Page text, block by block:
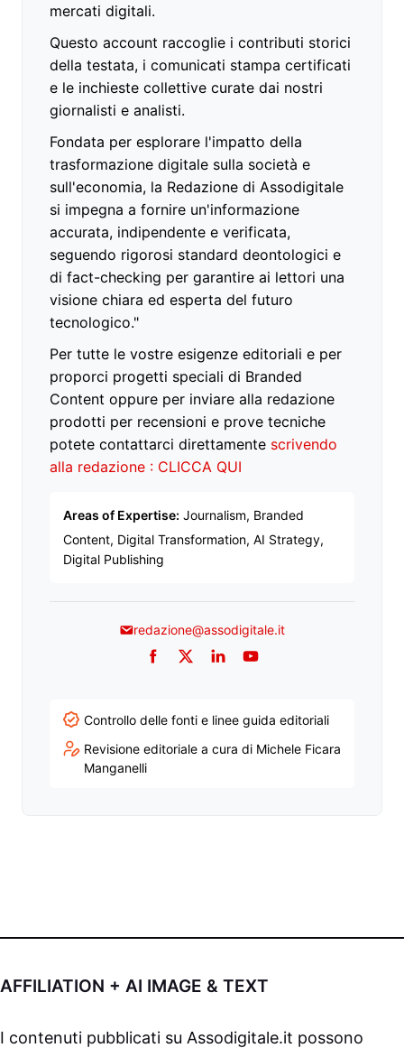
mercati digitali.
Questo account raccoglie i contributi storici
della testata, i comunicati stampa certificati
e le inchieste collettive curate dai nostri
giornalisti e analisti.
Fondata per esplorare l'impatto della
trasformazione digitale sulla società e
sull'economia, la Redazione di Assodigitale
si impegna a fornire un'informazione
accurata, indipendente e verificata,
seguendo rigorosi standard deontologici e
di fact-checking per garantire ai lettori una
visione chiara ed esperta del futuro
tecnologico."
Per tutte le vostre esigenze editoriali e per
proporci progetti speciali di Branded
Content oppure per inviare alla redazione
prodotti per recensioni e prove tecniche
potete contattarci direttamente scrivendo
alla redazione : CLICCA QUI
Areas of Expertise: Journalism, Branded
Content, Digital Transformation, AI Strategy,
Digital Publishing
redazione@assodigitale.it
Facebook
TwitterLinkedInYouTube
Controllo delle fonti e linee guida editoriali
Revisione editoriale a cura di Michele Ficara
Manganelli
AFFILIATION + AI IMAGE & TEXT
I contenuti pubblicati su Assodigitale.it possono